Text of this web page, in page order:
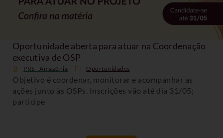
Oportunidade aberta para atuar na Coordenação
executiva de OSP
PRS - Amazônia Oportunidades
Objetivo é coordenar, monitorar e acompanhar as
ações junto às OSPs. Inscrições vão até dia 31/05;
participe